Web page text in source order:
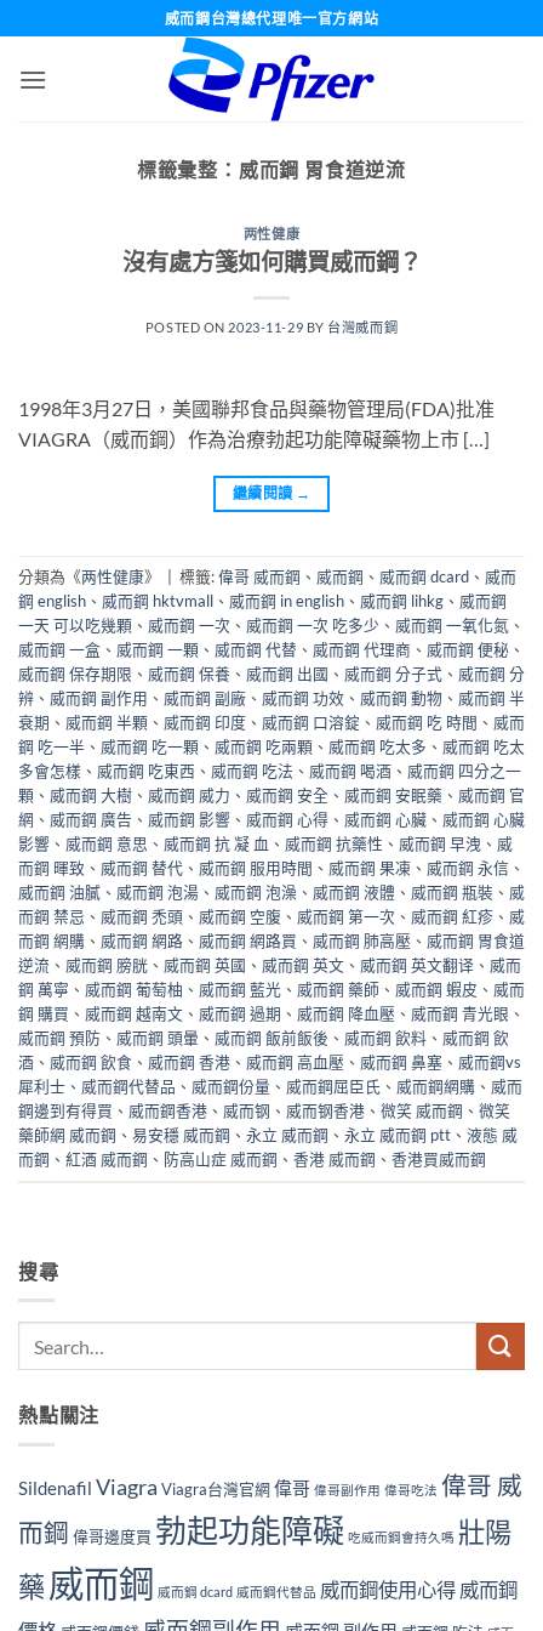
威而鋼台灣總代理唯一官方網站
標籤彙整： 威而鋼 胃食道逆流
两性健康
沒有處方箋如何購買威而鋼？
POSTED ON 2023-11-29 BY 台灣威而鋼
1998年3月27日，美國聯邦食品與藥物管理局(FDA)批准
VIAGRA（威而鋼）作為治療勃起功能障礙藥物上市 […]
繼續閱讀 →
分類為《两性健康》 標籤:偉哥 威而鋼 、 威而鋼 、 威而鋼 dcard 、 威而
鋼 english 、 威而鋼 hktvmall 、 威而鋼 in english 、 威而鋼 lihkg 、 威而鋼
一天 可以吃幾顆 、 威而鋼 一次 、 威而鋼 一次 吃多少 、 威而鋼 一氧化氮 、
威而鋼 一盒 、 威而鋼 一顆 、 威而鋼 代替 、 威而鋼 代理商 、 威而鋼 便秘 、
威而鋼 保存期限 、 威而鋼 保養 、 威而鋼 出國 、 威而鋼 分子式 、 威而鋼 分
辨 、 威而鋼 副作用 、 威而鋼 副廠 、 威而鋼 功效 、 威而鋼 動物 、 威而鋼 半
衰期 、 威而鋼 半顆 、 威而鋼 印度 、 威而鋼 口溶錠 、 威而鋼 吃 時間 、 威而
鋼 吃一半 、 威而鋼 吃一顆 、 威而鋼 吃兩顆 、 威而鋼 吃太多 、 威而鋼 吃太
多會怎樣 、 威而鋼 吃東西 、 威而鋼 吃法 、 威而鋼 喝酒 、 威而鋼 四分之一
顆 、 威而鋼 大樹 、 威而鋼 威力 、 威而鋼 安全 、 威而鋼 安眠藥 、 威而鋼 官
網 、 威而鋼 廣告 、 威而鋼 影響 、 威而鋼 心得 、 威而鋼 心臟 、 威而鋼 心臟
影響 、 威而鋼 意思 、 威而鋼 抗 凝 血 、 威而鋼 抗藥性 、 威而鋼 早洩 、 威
而鋼 暉致 、 威而鋼 替代 、 威而鋼 服用時間 、 威而鋼 果凍 、 威而鋼 永信 、
威而鋼 油膩 、 威而鋼 泡湯 、 威而鋼 泡澡 、 威而鋼 液體 、 威而鋼 瓶裝 、 威
而鋼 禁忌 、 威而鋼 禿頭 、 威而鋼 空腹 、 威而鋼 第一次 、 威而鋼 紅疹 、 威
而鋼 網購 、 威而鋼 網路 、 威而鋼 網路買 、 威而鋼 肺高壓 、 威而鋼 胃食道
逆流 、 威而鋼 膀胱 、 威而鋼 英國 、 威而鋼 英文 、 威而鋼 英文翻译 、 威而
鋼 萬寧 、 威而鋼 葡萄柚 、 威而鋼 藍光 、 威而鋼 藥師 、 威而鋼 蝦皮 、 威而
鋼 購買 、 威而鋼 越南文 、 威而鋼 過期 、 威而鋼 降血壓 、 威而鋼 青光眼 、
威而鋼 預防 、 威而鋼 頭暈 、 威而鋼 飯前飯後 、 威而鋼 飲料 、 威而鋼 飲
酒 、 威而鋼 飲食 、 威而鋼 香港 、 威而鋼 高血壓 、 威而鋼 鼻塞 、 威而鋼vs
犀利士 、 威而鋼代替品 、 威而鋼份量 、 威而鋼屈臣氏 、 威而鋼網購 、 威而
鋼邊到有得買 、 威而鋼香港 、 威而钢 、 威而钢香港 、 微笑 威而鋼 、 微笑
藥師網 威而鋼 、 易安穩 威而鋼 、 永立 威而鋼 、 永立 威而鋼 ptt 、 液態 威
而鋼 、 紅酒 威而鋼 、 防高山症 威而鋼 、 香港 威而鋼 、 香港買威而鋼
搜尋
熱點關注
Sildenafil Viagra Viagra台灣官網偉哥 偉哥副作用 偉哥吃法 偉哥 威
而鋼 偉哥邊度買 勃起功能障礙 吃威而鋼會持久嗎 壯陽
藥 威而鋼 威而鋼 dcard 威而鋼代替品 威而鋼使用心得 威而鋼